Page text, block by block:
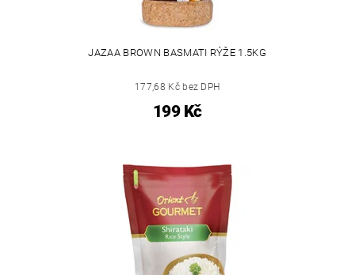
JAZAA BROWN BASMATI RÝŽE 1.5KG
177,68 Kč bez DPH
199 Kč